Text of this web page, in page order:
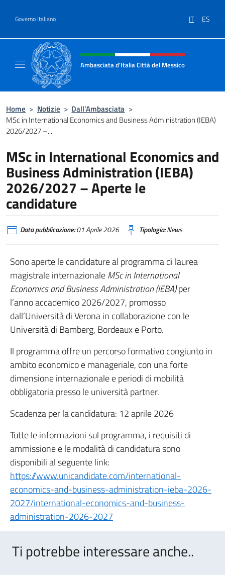
Governo Italiano IT ES
Intestazione sito, social e menù
Ambasciata d'Italia Città del Messico
Home > Notizie > Dall’Ambasciata >
MSc in International Economics and Business Administration (IEBA)
2026/2027 –...
MSc in International Economics and
Business Administration (IEBA)
2026/2027 – Aperte le
candidature
Data pubblicazione:01 Aprile 2026 Tipologia:News
Sono aperte le candidature al programma di laurea
magistrale internazionaleMSc in International
Economics and Business Administration (IEBA)per
l’anno accademico 2026/2027, promosso
dall’Università di Verona in collaborazione con le
Università di Bamberg, Bordeaux e Porto.
Il programma offre un percorso formativo congiunto in
ambito economico e manageriale, con una forte
dimensione internazionale e periodi di mobilità
obbligatoria presso le università partner.
Scadenza per la candidatura: 12 aprile 2026
Tutte le informazioni sul programma, i requisiti di
ammissione e le modalità di candidatura sono
disponibili al seguente link:
https://www.unicandidate.com/international-
economics-and-business-administration-ieba-2026-
2027/international-economics-and-business-
administration-2026-2027
Ti potrebbe interessare anche..